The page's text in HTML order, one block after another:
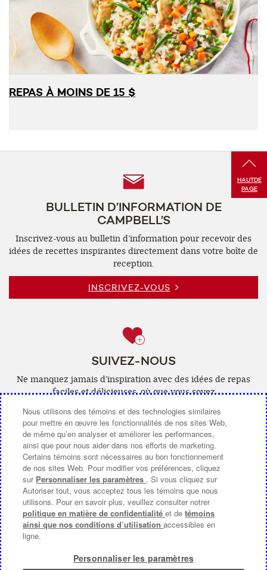
REPAS À MOINS DE 15 $
HAUTDE
PAGE
BULLETIN D’INFORMATION DE
CAMPBELL’S
Inscrivez-vous au bulletin d’information pour recevoir des
idées de recettes inspirantes directement dans votre boîte de
reception.
INSCRIVEZ-VOUS
SUIVEZ-NOUS
Ne manquez jamais d’inspiration avec des idées de repas
faciles et délicieuses, où que vous soyez
Facebook
(ouvre
une
nouvelle
fenêtre)
YouTube
(ouvre
une
nouvelle
fenêtre)
Pinterest
(ouvre
une
nouvelle
fenêtre)
(ouvre
une
nouvelle
fenêtre)
COMMUNIQUEZ AVEC NOUS
À PROPOS DE CAMPBELL CANADA
Modalités d’utilisation(ouvre
|Politique de Confidentialité
Nous utilisons des témoins et des technologies similaires
pour mettre en œuvre les fonctionnalités de nos sites Web,
de même qu’en analyser et améliorer les performances,
ainsi que pour nous aider dans nos efforts de marketing.
Certains témoins sont nécessaires au bon fonctionnement
de nos sites Web. Pour modifier vos préférences, cliquez
sur Personnaliser les paramètres . Si vous cliquez sur
Autoriser tout, vous acceptez tous les témoins que nous
utilisons. Pour en savoir plus, veuillez consulter notrer
politique en matière de confidentialitéet detémoins
ainsi que nos conditions d’utilisationaccessibles en
ligne.
Personnaliser les paramètres